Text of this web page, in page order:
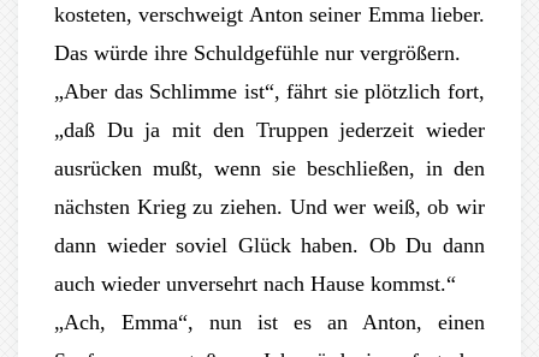
kosteten, verschweigt Anton seiner Emma lieber.
Das würde ihre Schuldgefühle nur vergrößern.
„Aber das Schlimme ist“, fährt sie plötzlich fort,
„daß Du ja mit den Truppen jederzeit wieder
ausrücken mußt, wenn sie beschließen, in den
nächsten Krieg zu ziehen. Und wer weiß, ob wir
dann wieder soviel Glück haben. Ob Du dann
auch wieder unversehrt nach Hause kommst.“
„Ach, Emma“, nun ist es an Anton, einen